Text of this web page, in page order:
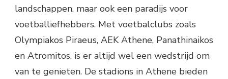
landschappen, maar ook een paradijs voor
voetballiefhebbers. Met voetbalclubs zoals
Olympiakos Piraeus, AEK Athene, Panathinaikos
en Atromitos, is er altijd wel een wedstrijd om
van te genieten. De stadions in Athene bieden